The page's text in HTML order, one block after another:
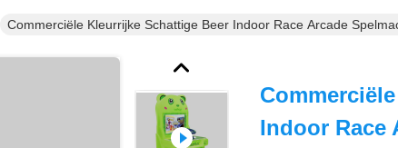
Commerciële Kleurrijke Schattige Beer Indoor Race Arcade
Indoor Race